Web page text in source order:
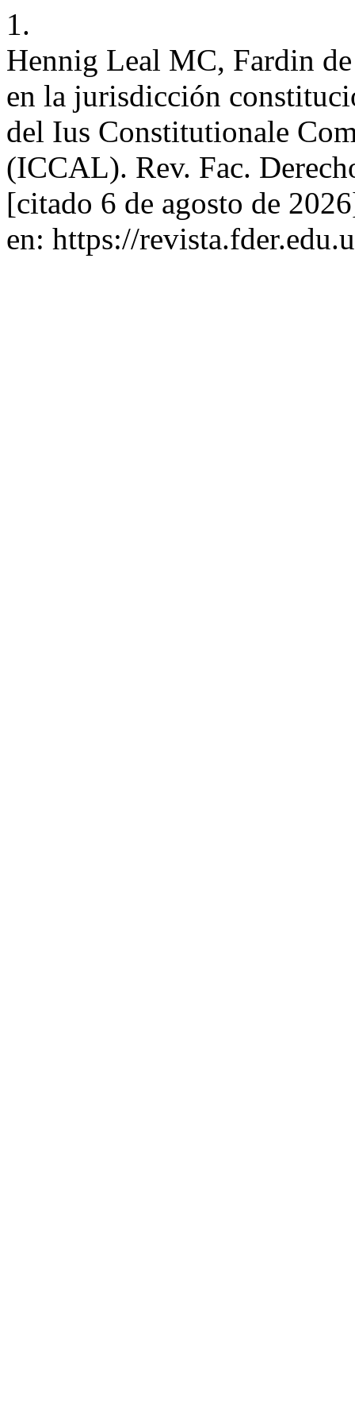
1.
Hennig Leal MC, Fardin
en la jurisdicción
del Ius Constitutionale
(ICCAL). Rev. Fac.
[citado 6 de agosto de
en: https://